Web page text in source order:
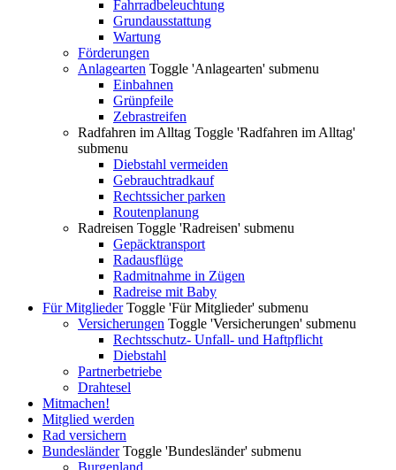
Fahrradbeleuchtung
Grundausstattung
Wartung
Förderungen
Anlagearten Toggle 'Anlagearten' submenu
Einbahnen
Grünpfeile
Zebrastreifen
Radfahren im Alltag Toggle 'Radfahren im Alltag'
submenu
Diebstahl vermeiden
Gebrauchtradkauf
Rechtssicher parken
Routenplanung
Radreisen Toggle 'Radreisen' submenu
Gepäcktransport
Radausflüge
Radmitnahme in Zügen
Radreise mit Baby
Für Mitglieder Toggle 'Für Mitglieder' submenu
Versicherungen Toggle 'Versicherungen' submenu
Rechtsschutz- Unfall- und Haftpflicht
Diebstahl
Partnerbetriebe
Drahtesel
Mitmachen!
Mitglied werden
Rad versichern
Bundesländer Toggle 'Bundesländer' submenu
Burgenland